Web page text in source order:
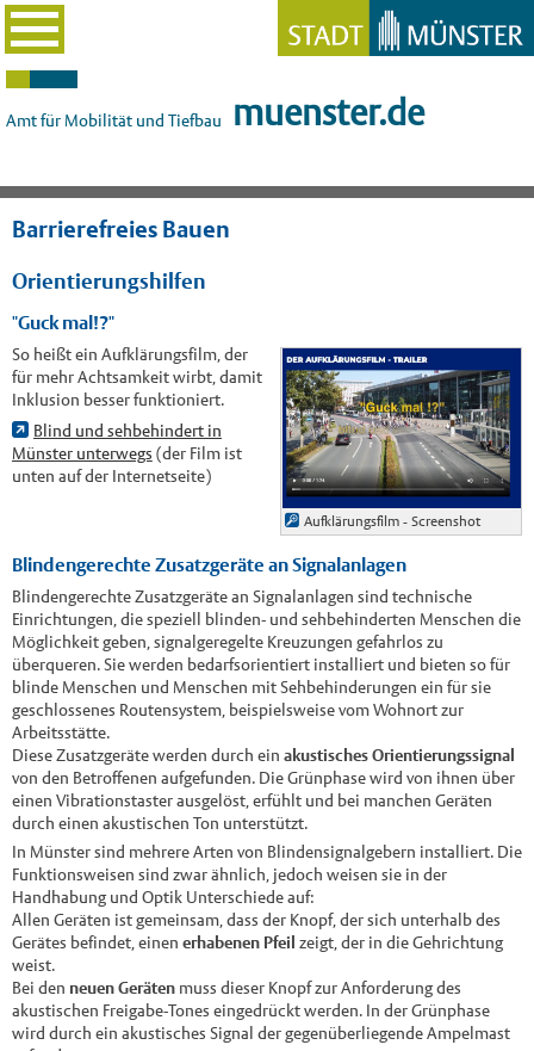
Amt für Mobilität und Tiefbau muenster.de
Barrierefreies Bauen
Orientierungshilfen
"Guck mal!?"
Aufklärungsfilm - Screenshot
So heißt ein Aufklärungsfilm, der
für mehr Achtsamkeit wirbt, damit
Inklusion besser funktioniert.
Blind und sehbehindert in
Münster unterwegs (der Film ist
unten auf der Internetseite)
Blindengerechte Zusatzgeräte an Signalanlagen
Blindengerechte Zusatzgeräte an Signalanlagen sind technische
Einrichtungen, die speziell blinden- und sehbehinderten Menschen die
Möglichkeit geben, signalgeregelte Kreuzungen gefahrlos zu
überqueren. Sie werden bedarfsorientiert installiert und bieten so für
blinde Menschen und Menschen mit Sehbehinderungen ein für sie
geschlossenes Routensystem, beispielsweise vom Wohnort zur
Arbeitsstätte.
Diese Zusatzgeräte werden durch ein akustisches Orientierungssignal
von den Betroffenen aufgefunden. Die Grünphase wird von ihnen über
einen Vibrationstaster ausgelöst, erfühlt und bei manchen Geräten
durch einen akustischen Ton unterstützt.
In Münster sind mehrere Arten von Blindensignalgebern installiert. Die
Funktionsweisen sind zwar ähnlich, jedoch weisen sie in der
Handhabung und Optik Unterschiede auf:
Allen Geräten ist gemeinsam, dass der Knopf, der sich unterhalb des
Gerätes befindet, einen erhabenen Pfeil zeigt, der in die Gehrichtung
weist.
Bei den neuen Gerätenmuss dieser Knopf zur Anforderung des
akustischen Freigabe-Tones eingedrückt werden. In der Grünphase
wird durch ein akustisches Signal der gegenüberliegende Ampelmast